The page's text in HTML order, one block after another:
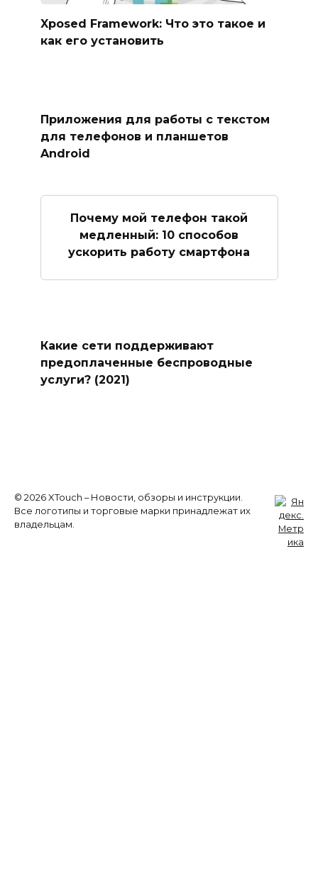
Xposed Framework: Что это такое и
как его установить
Приложения для работы с текстом
для телефонов и планшетов
Android
Почему мой телефон такой
медленный: 10 способов
ускорить работу смартфона
Какие сети поддерживают
предоплаченные беспроводные
услуги? (2021)
© 2026 XTouch – Новости, обзоры и инструкции.
Все логотипы и торговые марки принадлежат их
владельцам.